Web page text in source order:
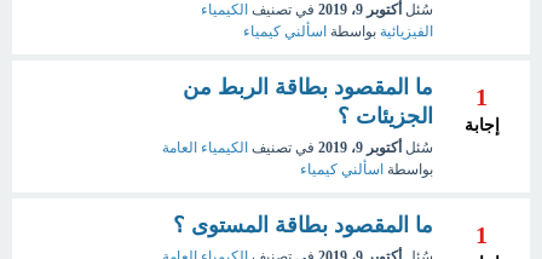
سُئل أكتوبر 9، 2019 في تصنيف الكيمياء
الفيزيائية بواسطة اسألني كيمياء
1
إجابة
ما المقصود بطاقة الربط من
الجزيئات ؟
سُئل أكتوبر 9، 2019 في تصنيف الكيمياء العامة
بواسطة اسألني كيمياء
1 ما المقصود بطاقة المستوى ؟